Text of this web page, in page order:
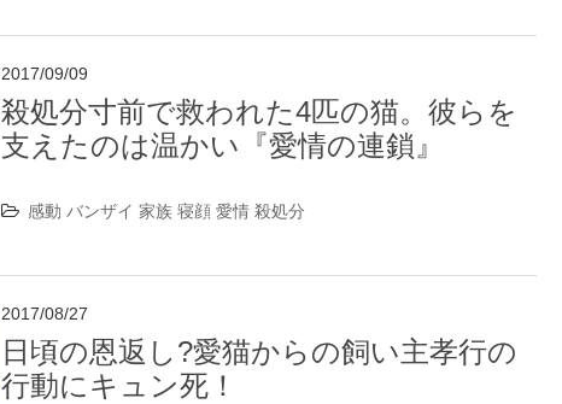
2017/09/09
殺処分寸前で救われた4匹の猫。彼らを
支えたのは温かい『愛情の連鎖』
感動 バンザイ 家族 寝顔 愛情 殺処分
2017/08/27
日頃の恩返し?愛猫からの飼い主孝行の
行動にキュン死！